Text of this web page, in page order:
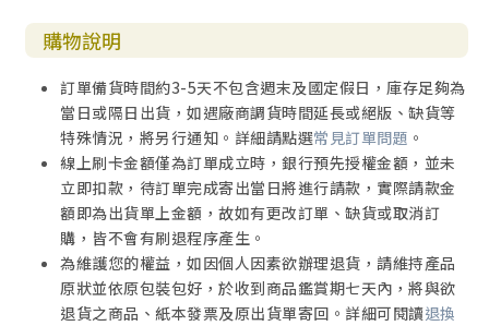
購物說明
訂單備貨時間約3-5天不包含週末及國定假日，庫存足夠為
當日或隔日出貨，如遇廠商調貨時間延長或絕版、缺貨等
特殊情況，將另行通知。詳細請點選常見訂單問題 。
線上刷卡金額僅為訂單成立時，銀行預先授權金額，並未
立即扣款，待訂單完成寄出當日將進行請款，實際請款金
額即為出貨單上金額，故如有更改訂單、缺貨或取消訂
購，皆不會有刷退程序產生。
為維護您的權益，如因個人因素欲辦理退貨，請維持產品
原狀並依原包裝包好，於收到商品鑑賞期七天內，將與欲
退貨之商品、紙本發票及原出貨單寄回。詳細可閱讀退換